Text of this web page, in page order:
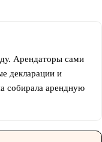
Арендаторы сами
декларации и
собирала арендную